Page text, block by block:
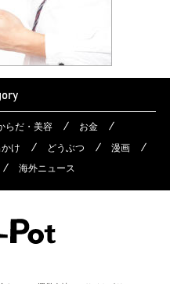
らだ・美容
お金
け どうぶつ
漫画
海外ニュース